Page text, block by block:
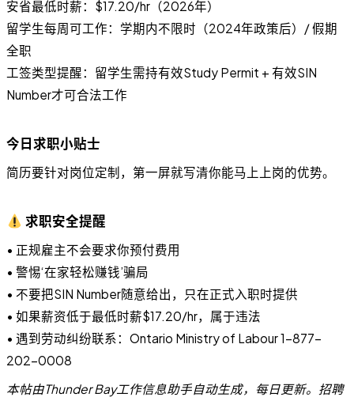
安省最低时薪：$17.20/hr（2026年）
留学生每周可工作：学期内不限时（2024年政策后）/ 假期
全职
工签类型提醒：留学生需持有效Study Permit + 有效SIN
Number才可合法工作
今日求职小贴士
简历要针对岗位定制，第一屏就写清你能马上上岗的优势。
求职安全提醒
• 正规雇主不会要求你预付费用
• 警惕‘在家轻松赚钱’骗局
• 不要把SIN Number随意给出，只在正式入职时提供
• 如果薪资低于最低时薪$17.20/hr，属于违法
• 遇到劳动纠纷联系：Ontario Ministry of Labour 1-877-
202-0008
本帖由Thunder Bay工作信息助手自动生成，每日更新。招聘